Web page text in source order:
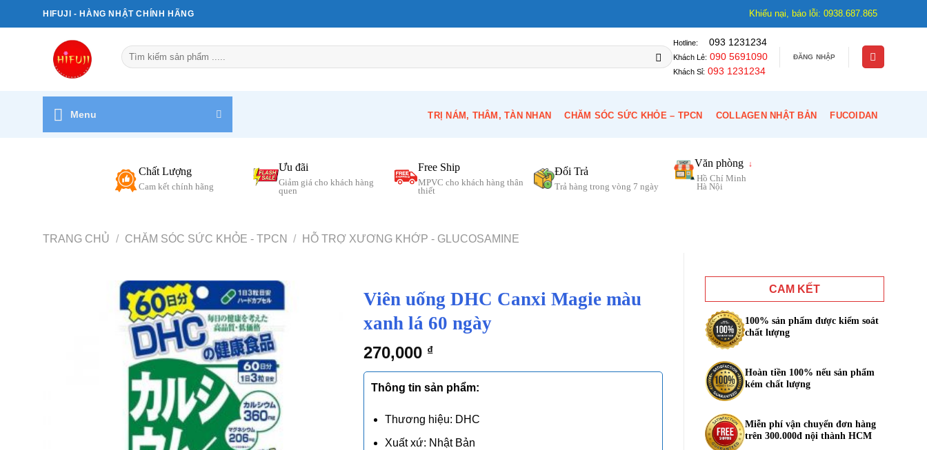
qua
HIFUJI - HÀNG NHẬT CHÍNH HÃNG Khiếu nại, báo lỗi: 0938.687.865
Tìm
kiếm:
Hotline: 093 1231234
Khách Lẻ: 090 5691090
Khách Sỉ: 093 1231234
ĐĂNG NHẬP
Menu TRỊ NÁM, THÂM, TÀN NHAN CHĂM SÓC SỨC KHỎE – TPCN COLLAGEN NHẬT BẢN FUCOIDAN
Chất Lượng
Cam kết chính hãng
Ưu đãi
Giảm giá cho khách hàng
quen
Free Ship
MPVC cho khách hàng thân
thiết
Đổi Trả
Trả hàng trong vòng 7 ngày
Văn phòng ↓
Hồ Chí Minh
Hà Nội
TRANG CHỦ / CHĂM SÓC SỨC KHỎE - TPCN / HỖ TRỢ XƯƠNG KHỚP - GLUCOSAMINE
CAM KẾT
100% sản phẩm được kiểm soát
chất lượng
Hoàn tiền 100% nếu sản phẩm
kém chất lượng
Miễn phí vận chuyển đơn hàng
trên 300.000đ nội thành HCM
Viên uống DHC Canxi Magie màu
xanh lá 60 ngày
270,000 ₫
Thông tin sản phẩm:
Thương hiệu: DHC
Xuất xứ: Nhật Bản